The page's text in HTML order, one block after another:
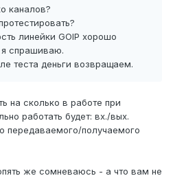
каналов?
линейки GOIP хорошо
спрашиваю.
теста деньги возвращаем.
на сколько в работе при
работать будет: вх./вых.
передаваемого/получаемого
же сомневаюсь - а что вам не